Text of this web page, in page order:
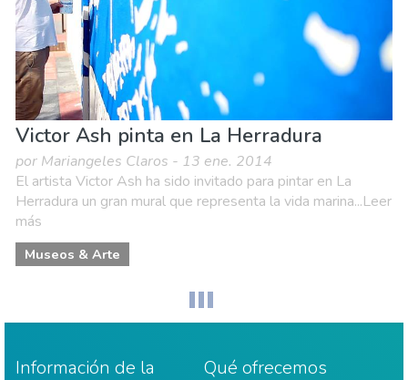
Victor Ash pinta en La Herradura
por Mariangeles Claros - 13 ene. 2014
El artista Victor Ash ha sido invitado para pintar en La
Herradura un gran mural que representa la vida marina...Leer
más
Museos & Arte
Información de la Qué ofrecemos